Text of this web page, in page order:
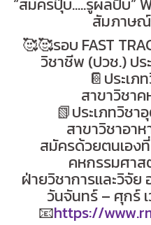
สัมภาษณ์
🥰🥰รอบ FAST
วิชาชีพ (ปวช.) ป
📔ประเภ
สาขาวิชา
📗ประเภทวิชา
สาขาวิชาอา
สมัครด้วยตนเอง
คหกรรมศาส
ฝ่ายวิชาการและวิจั
วันจันทร์ – ศุกร์
📧https://